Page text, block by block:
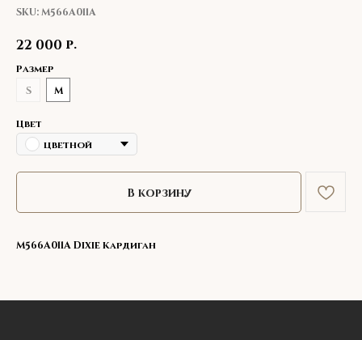
SKU: M566A011A
22 000 р.
Размер
S
M
Цвет
цветной
В корзину
M566A011A Dixie Кардиган